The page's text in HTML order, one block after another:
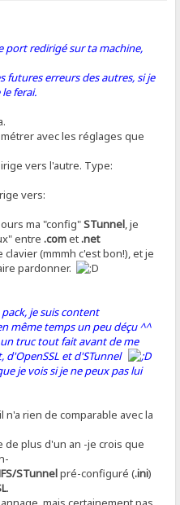
port redirigé sur ta machine,
futures erreurs des autres, si je
ferai.
avec les réglages que
vers l'autre. Type:
vers:
ma "config"STunnel , je
entre.comet.net
(mmmh c'est bon!), et je
pardonner.
je suis content
même temps un peu déçu ^^
un truc tout fait avant de me
d'OpenSSL et d'STunnel
je vois si je ne peux pas lui
rien de comparable avec la
de plus d'un an -je crois que
STunnelpré-configuré (.ini)
.